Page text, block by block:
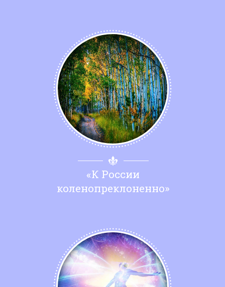
«К России
коленопреклоненно»